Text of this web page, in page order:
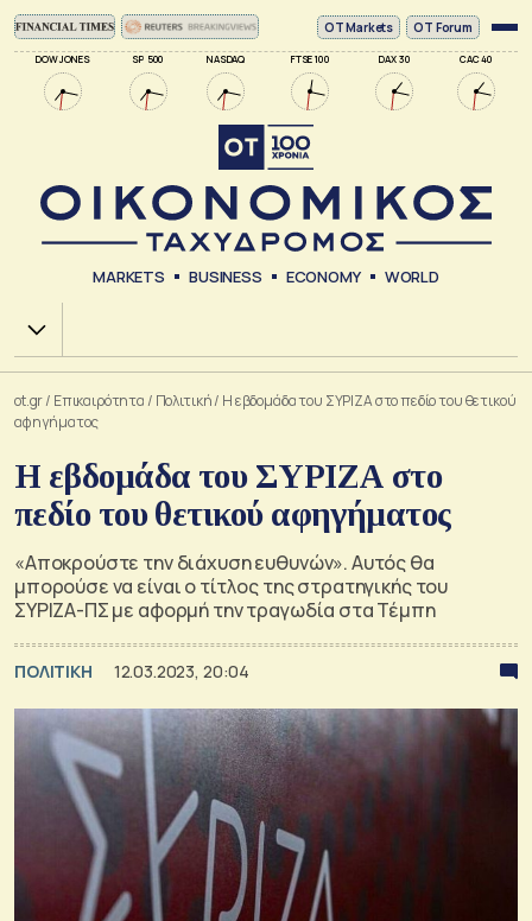
DOW JONES SP 500 NASDAQ FTSE 100 DAX 30 CAC 40
ΟΤ Markets OT Forum
MARKETS BUSINESS ECONOMY WORLD
Χ.Α.
ot.gr/ Επικαιρότητα / Πολιτική/ Η εβδομάδα του ΣΥΡΙΖΑ στο πεδίο του θετικού
αφηγήματος
Η εβδομάδα του ΣΥΡΙΖΑ στο
πεδίο του θετικού αφηγήματος
«Αποκρούστε την διάχυση ευθυνών». Αυτός θα
μπορούσε να είναι ο τίτλος της στρατηγικής του
ΣΥΡΙΖΑ-ΠΣ με αφορμή την τραγωδία στα Τέμπη
ΠΟΛΙΤΙΚΗ 12.03.2023, 20:04